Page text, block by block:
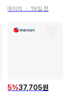
아이치 ・ 19일 전
5%37,705원